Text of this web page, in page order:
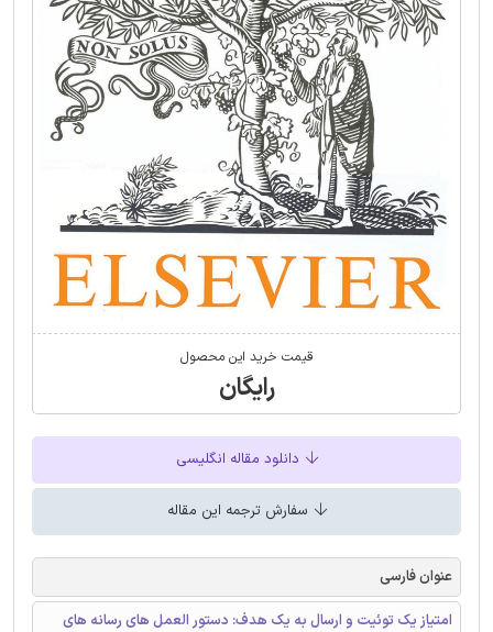
قیمت خرید این محصول
رایگان
دانلود مقاله انگلیسی
سفارش ترجمه این مقاله
عنوان فارسی
امتیاز یک توئیت و ارسال به یک هدف: دستور العمل های رسانه های